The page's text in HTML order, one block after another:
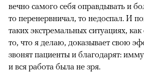
вечно самого себя оправдывать и
то перенервничал, то недоспал. И
таких экстремальных ситуациях,
то, что я делаю, доказывает свою
звонят пациенты и благодарят:
и вся работа была не зря.